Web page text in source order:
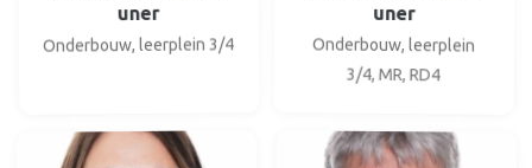
uner
Onderbouw, leerplein 3/4
uner
Onderbouw, leerplein
3/4, MR, RD4